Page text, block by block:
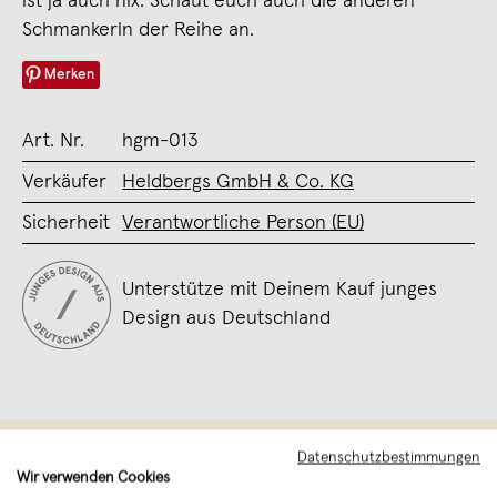
Schmankerln der Reihe an.
Merken
Art. Nr. hgm-013
Verkäufer Heldbergs GmbH & Co. KG
Sicherheit Verantwortliche Person (EU)
Unterstütze mit Deinem Kauf junges
Design aus Deutschland
Datenschutzbestimmungen
Wir verwenden Cookies